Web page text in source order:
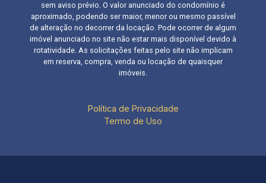
sem aviso prévio. O valor anunciado do condomínio é
aproximado, podendo ser maior, menor ou mesmo passível
de alteração no decorrer da locação. Pode ocorrer de algum
imóvel anunciado no site não estar mais disponível devido à
rotatividade. As solicitações feitas pelo site não implicam
em reserva, compra, venda ou locação de quaisquer
imóveis.
Política de Privacidade
Termo de Uso